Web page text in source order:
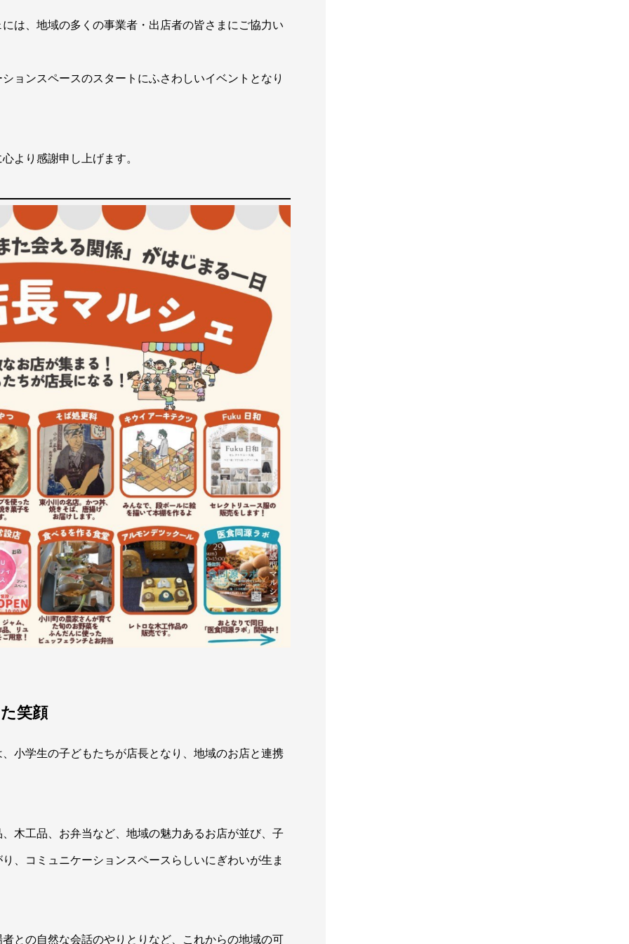
は、地域の多くの事業者・出店者の皆さまにご協力い
ョンスペースのスタートにふさわしいイベントとなり
より感謝申し上げます。
笑顔
小学生の子どもたちが店長となり、地域のお店と連携
木工品、お弁当など、地域の魅力あるお店が並び、子
、コミュニケーションスペースらしいにぎわいが生ま
との自然な会話のやりとりなど、これからの地域の可